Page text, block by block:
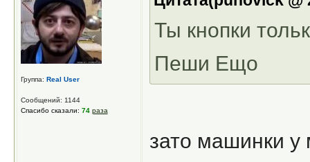
Группа: Real User
Сообщений: 1144
Спасибо сказали: 74 раза
Ты кнопки
Пеши Ещо
зато машинки у